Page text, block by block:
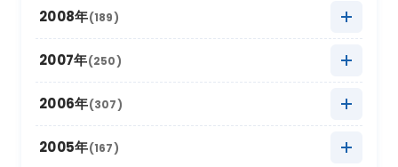
2017年2月 (4)
2016年4月
2016年3月
2016年2月 (6)
2015年5月 (17)
2015年4月
2015年3月
2015年2月 (7)
2014年6月 (8)
2014年5月 (12)
2014年4月
2014年3月
2013年7月 (19)
2013年6月 (12)
2013年5月 (16)
2013年4月
2012年7月 (17)
2012年6月 (17)
2012年5月 (16)
2011年9月 (17)
2011年7月 (21)
2011年6月 (9)
2010年11月
2010年10月
2010年9月 (19)
2010年7月 (12)
2009年12月 (15)
2009年11月
2009年10月
2009年9月 (22)
2008年(189)
2008年12月 (10)
2008年11月
2008年10月
2007年(250)
2007年12月 (17)
2007年11月
2006年(307)
2006年12月 (30)
2005年(167)